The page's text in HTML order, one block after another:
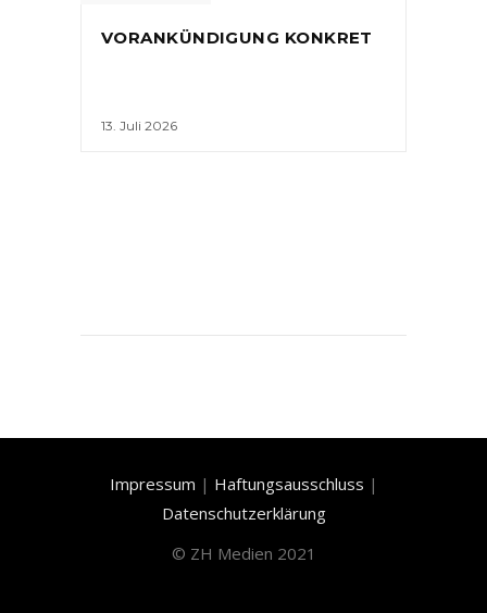
VORANKÜNDIGUNG KONKRET
13. Juli 2026
Impressum | Haftungsausschluss |
Datenschutzerklärung
© ZH Medien 2021